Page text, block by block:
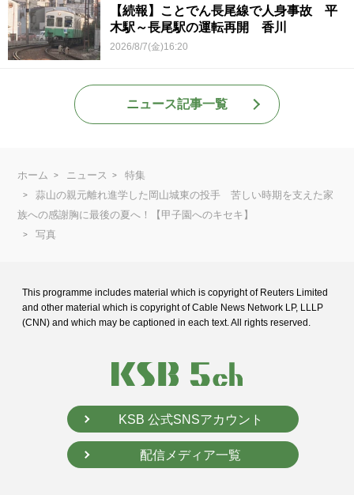
【続報】ことでん長尾線で人身事故 平
木駅～長尾駅の運転再開 香川
2026/8/7(金)16:20
ニュース記事一覧
ホーム ニュース
特集
蒜山の親元離れ進学した岡山城東の投手 苦しい時期を支えた家
族への感謝胸に最後の夏へ！【甲子園へのキセキ】
写真
This programme includes material which is copyright of Reuters Limited
and other material which is copyright of Cable News Network LP, LLLP
(CNN) and which may be captioned in each text. All rights reserved.
KSB 公式SNSアカウント
配信メディア一覧